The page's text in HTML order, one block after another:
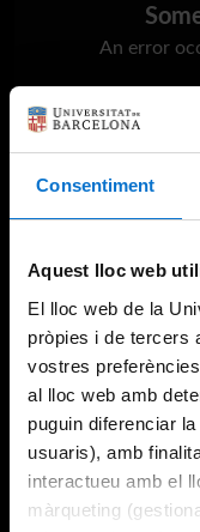
Consentiment
Aquest lloc web
El lloc web de la
pròpies i de tercers
vostres
al lloc web amb
puguin diferenciar
usuaris), amb
interactueu amb el
màrqueting
An error